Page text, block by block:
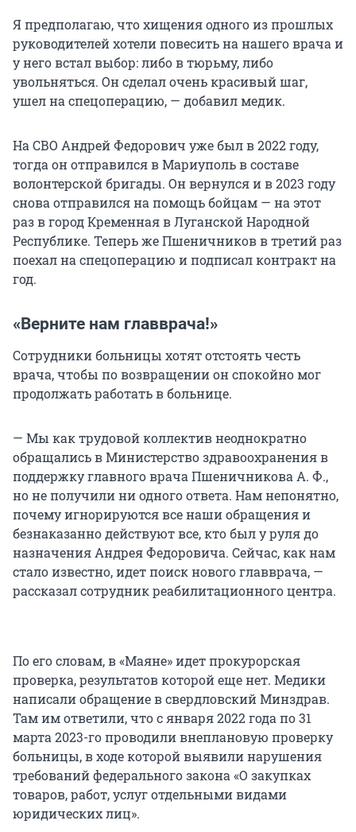
Я предполагаю, что хищения одного из прошлых
руководителей хотели повесить на нашего врача и
у него встал выбор: либо в тюрьму, либо
увольняться. Он сделал очень красивый шаг,
ушел на спецоперацию, — добавил медик.
На СВО Андрей Федорович уже был в 2022 году,
тогда он отправился в Мариуполь в составе
волонтерской бригады. Он вернулся и в 2023 году
снова отправился на помощь бойцам — на этот
раз в город Кременная в Луганской Народной
Республике. Теперь же Пшеничников в третий раз
поехал на спецоперацию и подписал контракт на
год.
«Верните нам главврача!»
Сотрудники больницы хотят отстоять честь
врача, чтобы по возвращении он спокойно мог
продолжать работать в больнице.
— Мы как трудовой коллектив неоднократно
обращались в Министерство здравоохранения в
поддержку главного врача Пшеничникова А. Ф.,
но не получили ни одного ответа. Нам непонятно,
почему игнорируются все наши обращения и
безнаказанно действуют все, кто был у руля до
назначения Андрея Федоровича. Сейчас, как нам
стало известно, идет поиск нового главврача, —
рассказал сотрудник реабилитационного центра.
По его словам, в «Маяне» идет прокурорская
проверка, результатов которой еще нет. Медики
написали обращение в свердловский Минздрав.
Там им ответили, что с января 2022 года по 31
марта 2023-го проводили внеплановую проверку
больницы, в ходе которой выявили нарушения
требований федерального закона «О закупках
товаров, работ, услуг отдельными видами
юридических лиц».